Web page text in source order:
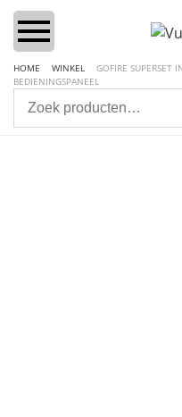
Home
HOME WINKEL
GOFIRE SUPERSET
BEDIENINGSPANEEL